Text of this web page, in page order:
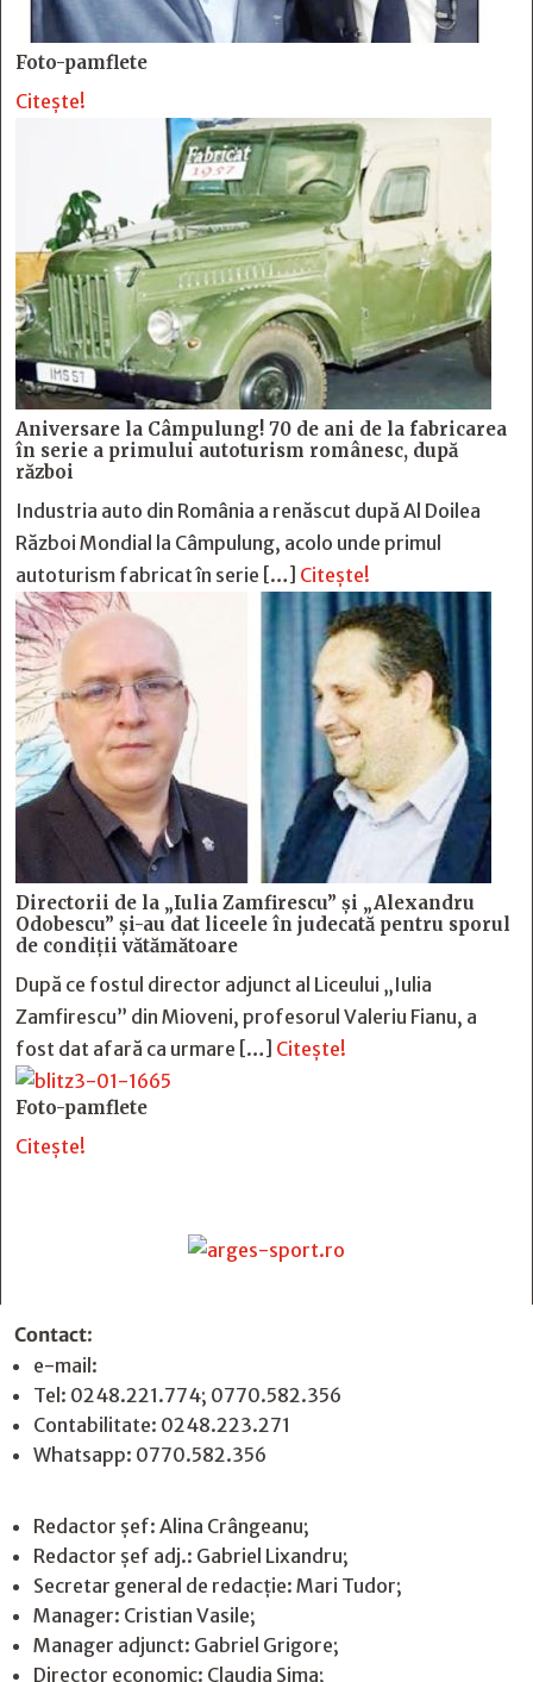
Foto-pamflete
Citește!
Aniversare la Câmpulung! 70 de ani de la fabricarea
în serie a primului autoturism românesc, după
război
Industria auto din România a renăscut după Al Doilea
Război Mondial la Câmpulung, acolo unde primul
autoturism fabricat în serie […] Citește!
Directorii de la „Iulia Zamfirescu” și „Alexandru
Odobescu” și-au dat liceele în judecată pentru sporul
de condiții vătămătoare
După ce fostul director adjunct al Liceului „Iulia
Zamfirescu” din Mioveni, profesorul Valeriu Fianu, a
fost dat afară ca urmare […] Citește!
Foto-pamflete
Citește!
Contact:
e-mail:
Tel: 0248.221.774; 0770.582.356
Contabilitate: 0248.223.271
Whatsapp: 0770.582.356
Redactor șef: Alina Crângeanu;
Redactor șef adj.: Gabriel Lixandru;
Secretar general de redacție: Mari Tudor;
Manager: Cristian Vasile;
Manager adjunct: Gabriel Grigore;
Director economic: Claudia Sima;